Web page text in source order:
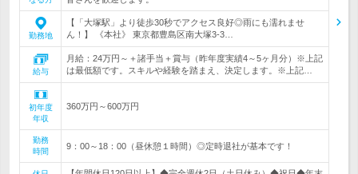
勤務地
【「大塚駅」より徒歩30秒でアクセス良好◎雨にも濡れませ
ん！】 《本社》 東京都豊島区南大塚3-3…
給与
月給：24万円～＋諸手当＋賞与（昨年度実績4～5ヶ月分）※上記
は最低額です。スキルや経験を踏まえ、決定します。※上記…
初年度
年収
360万円～600万円
勤務
時間
9：00～18：00（昼休憩１時間）◎定時退社が基本です！